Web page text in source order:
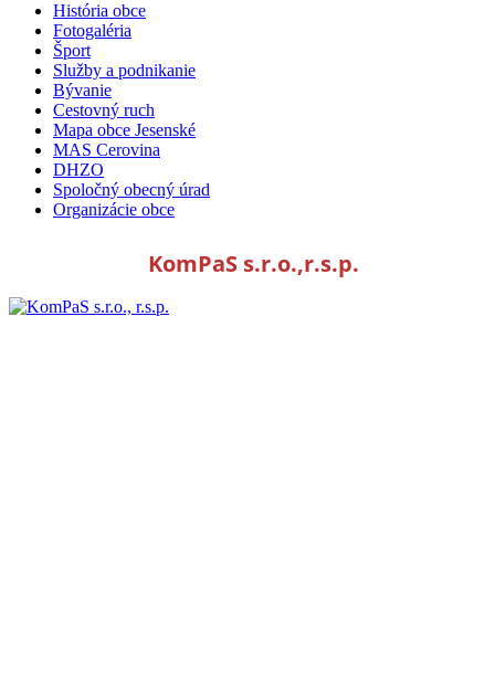
História obce
Fotogaléria
Šport
Služby a podnikanie
Bývanie
Cestovný ruch
Mapa obce Jesenské
MAS Cerovina
DHZO
Spoločný obecný úrad
Organizácie obce
KomPaS s.r.o.,r.s.p.